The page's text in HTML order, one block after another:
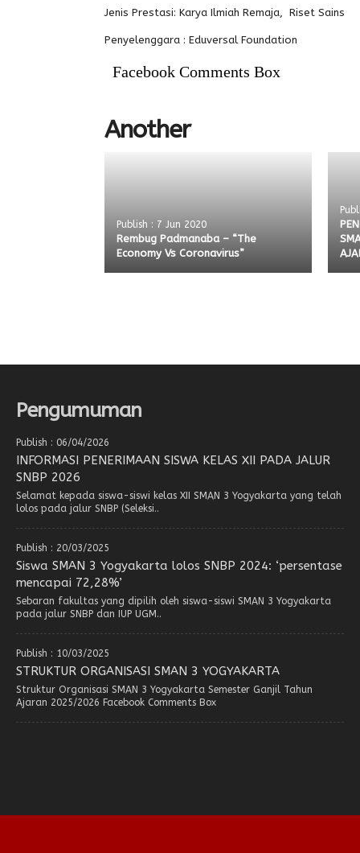
Jenis Prestasi: Karya Ilmiah Remaja, Riset Sains
Penyelenggara : Eduversal Foundation
Facebook Comments Box
Another
Publish : 7 Jun 2020
Rembug Padmanaba – “The
Economy Vs Coronavirus”
Pengumuman
Publish : 06/04/2026
INFORMASI PENERIMAAN SISWA KELAS XII PADA JALUR
SNBP 2026
Selamat kepada siswa-siswi kelas XII SMAN 3 Yogyakarta yang telah
lolos pada jalur SNBP (Seleksi..
Publish : 20/03/2025
Siswa SMAN 3 Yogyakarta lolos SNBP 2024: ‘persentase
mencapai 72,28%’
Sebaran fakultas yang dipilih oleh siswa-siswi SMAN 3 Yogyakarta
pada jalur SNBP dan IUP UGM..
Publish : 10/03/2025
STRUKTUR ORGANISASI SMAN 3 YOGYAKARTA
Struktur Organisasi SMAN 3 Yogyakarta Semester Ganjil Tahun
Ajaran 2025/2026 Facebook Comments Box